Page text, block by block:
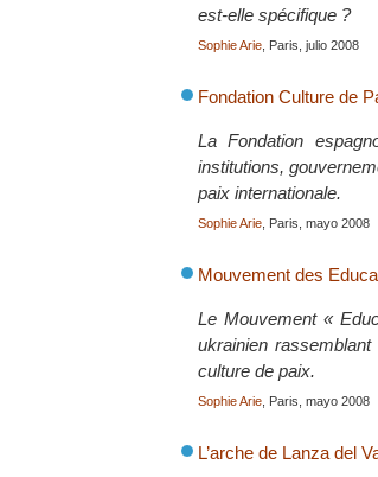
est-elle spécifique ?
Sophie Arie , Paris, julio 2008
Fondation Culture de
La Fondation
institutions,
paix internationale.
Sophie Arie , Paris, mayo 2008
Mouvement des
Le Mouvement «
ukrainien
culture de paix.
Sophie Arie , Paris, mayo 2008
L’arche de Lanza del